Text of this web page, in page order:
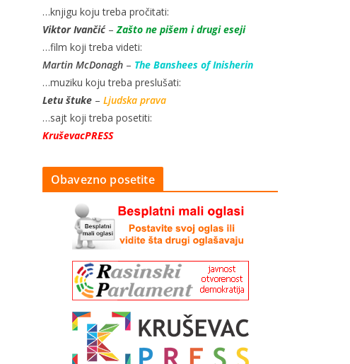
…knjigu koju treba pročitati:
Viktor Ivančić– Zašto ne pišem i drugi eseji
…film koji treba videti:
Martin McDonagh – The Banshees of Inisherin
…muziku koju treba preslušati:
Letu štuke – Ljudska prava
…sajt koji treba posetiti:
KruševacPRESS
Obavezno posetite